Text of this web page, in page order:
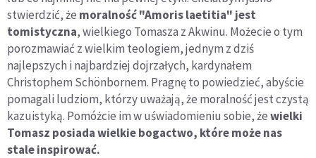
stwierdzić, że moralność "Amoris laetitia" jest
tomistyczna, wielkiego Tomasza z Akwinu. Możecie o tym
porozmawiać z wielkim teologiem, jednym z dziś
najlepszych i najbardziej dojrzałych, kardynałem
Christophem Schönbornem. Pragnę to powiedzieć, abyście
pomagali ludziom, którzy uważają, że moralność jest czystą
kazuistyką. Pomóżcie im w uświadomieniu sobie, żewielki
Tomasz posiada wielkie bogactwo, które może nas
stale inspirować.